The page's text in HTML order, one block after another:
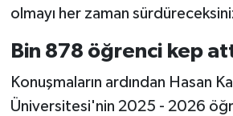
olmayı her zaman
Bin 878 öğrenci kep
Konuşmaların ardından Hasan
Üniversitesi'nin 2025 - 2026